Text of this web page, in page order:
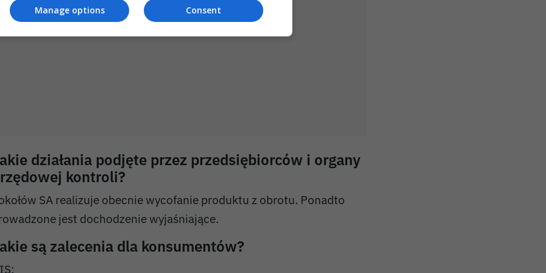
działania podjęte przez przedsiębiorców i organy
kontroli?
SA realizuje obecnie wycofanie produktu z obrotu. Ponadto
jest dochodzenie wyjaśniające.
są zalecenia dla konsumentów?
Consent
Manage options